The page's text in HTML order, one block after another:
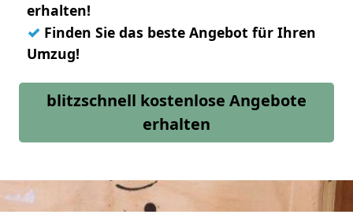
erhalten!
✓ Finden Sie das beste Angebot für Ihren
Umzug!
blitzschnell kostenlose Angebote
erhalten